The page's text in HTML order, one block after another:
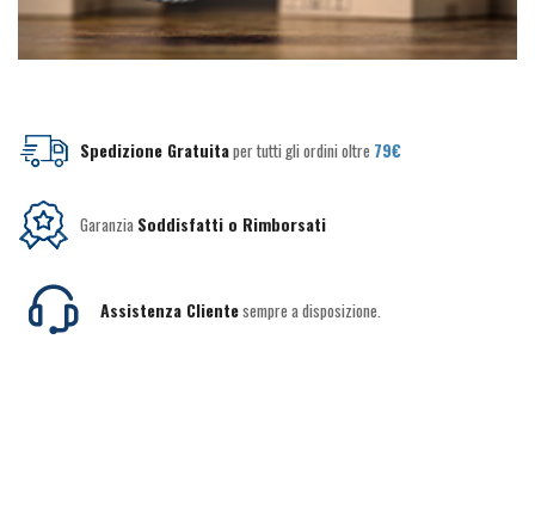
Spedizione Gratuitaper tutti gli ordini oltre 79€
GaranziaSoddisfatti o Rimborsati
Assistenza Clientesempre a disposizione.